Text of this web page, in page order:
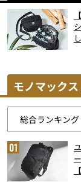
モノマック